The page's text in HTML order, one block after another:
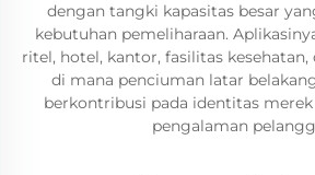
dengan tangki kapasitas besar
kebutuhan pemeliharaan.
ritel, hotel, kantor, fasilitas
di mana penciuman latar
berkontribusi pada identitas
pengalaman